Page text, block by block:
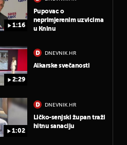
1:16
Pupovac o
neprimjerenim uzvicima
u Kninu
2:29
DNEVNIK.HR
Alkarske svečanosti
1:02
DNEVNIK.HR
Ličko-senjski župan traži
hitnu sanaciju